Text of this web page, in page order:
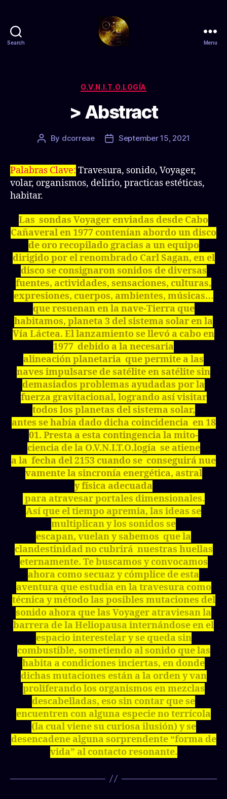
Search Menu
Categories
O.V.N.I.T.O.LOGÍA
> Abstract
Post
By dcorreae
PostSeptember 15, 2021
Palabras Clave: Travesura, sonido, Voyager,
volar, organismos, delirio, practicas estéticas,
habitar.
Las sondas Voyager enviadas desde Cabo
Cañaveral en 1977 contenían abordo un disco
de oro recopilado gracias a un equipo
dirigido por el renombrado Carl Sagan, en el
disco se consignaron sonidos de diversas
fuentes, actividades, sensaciones, culturas,
expresiones, cuerpos, ambientes, músicas…
que resuenan en la nave-Tierra que
habitamos, planeta 3 del sistema solar en la
Vía Láctea. El lanzamiento se llevó a cabo en
1977 debido a la necesaria
alineación planetaria que permite a las
naves impulsarse de satélite en satélite sin
demasiados problemas ayudadas por la
fuerza gravitacional, logrando así visitar
todos los planetas del sistema solar,
antes se había dado dicha coincidencia en 18
01. Presta a esta contingencia la mito-
ciencia de la O.V.N.I.T.O.logía se atiene
a la fecha del 2153 cuando se conseguirá nue
vamente la sincronía energética, astral
y física adecuada
para atravesar portales dimensionales.
Así que el tiempo apremia, las ideas se
multiplican y los sonidos se
escapan, vuelan y sabemos que la
clandestinidad no cubrirá nuestras huellas
eternamente. Te buscamos y convocamos
ahora como secuaz y cómplice de esta
aventura que estudia en la travesura como
técnica y método las posibles mutaciones del
sonido ahora que las Voyager atraviesan la
barrera de la Heliopausa internándose en el
espacio interestelar y se queda sin
combustible, sometiendo al sonido que las
habita a condiciones inciertas, en donde
dichas mutaciones están a la orden y van
proliferando los organismos en mezclas
descabelladas, eso sin contar que se
encuentren con alguna especie no terrícola
(la cual viene su curiosa ilusión) y se
desencadene alguna sorprendente “forma de
vida” al contacto resonante.